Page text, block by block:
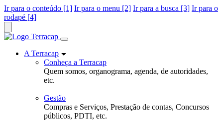
Ir para o conteúdo [1] Ir para o menu [2] Ir para a busca [3] Ir para o
rodapé [4]
A Terracap
Conheça a Terracap
Quem somos, organograma, agenda, de autoridades,
etc.
Gestão
Compras e Serviços, Prestação de contas, Concursos
públicos, PDTI, etc.